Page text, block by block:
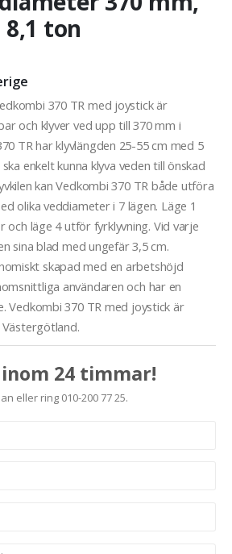
ton
370 TR med joystick är
och klyver ved upp till 370 mm i
TR har klyvlängden 25-55 cm med 5
enkelt kunna klyva veden till önskad
kan Vedkombi 370 TR både utföra
olika veddiameter i 7 lägen. Läge 1
och läge 4 utför fyrklyvning. Vid varje
sina blad med ungefär 3,5 cm.
skapad med en arbetshöjd
användaren och har en
Vedkombi 370 TR med joystick är
24 timmar!
eller ring 010-200 77 25.